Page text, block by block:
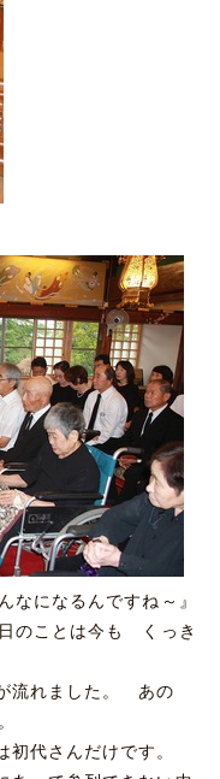
なになるんですね～』
のことは今も くっき
流れました。 あの
初代さんだけです。